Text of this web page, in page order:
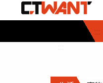
:::
社會首頁
時事
調查